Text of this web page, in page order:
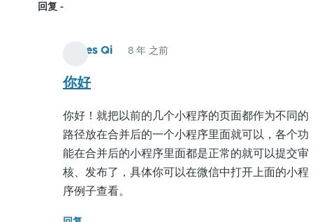
回复
James Qi 8 年 之前
证)
回
复
请
你好
你好！就把以前的几个小程序的页面都作为不同的
路径放在合并后的一个小程序里面就可以，各个功
能在合并后的小程序里面都是正常的就可以提交审
核、发布了，具体你可以在微信中打开上面的小程
序例子查看。